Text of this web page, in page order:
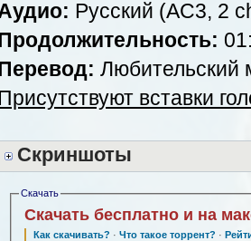
Русский (AC3, 2
Любительский
вставки
Скриншоты
Скачать
Скачать бесплатно и на
Как скачивать? · Что такое торрент? ·